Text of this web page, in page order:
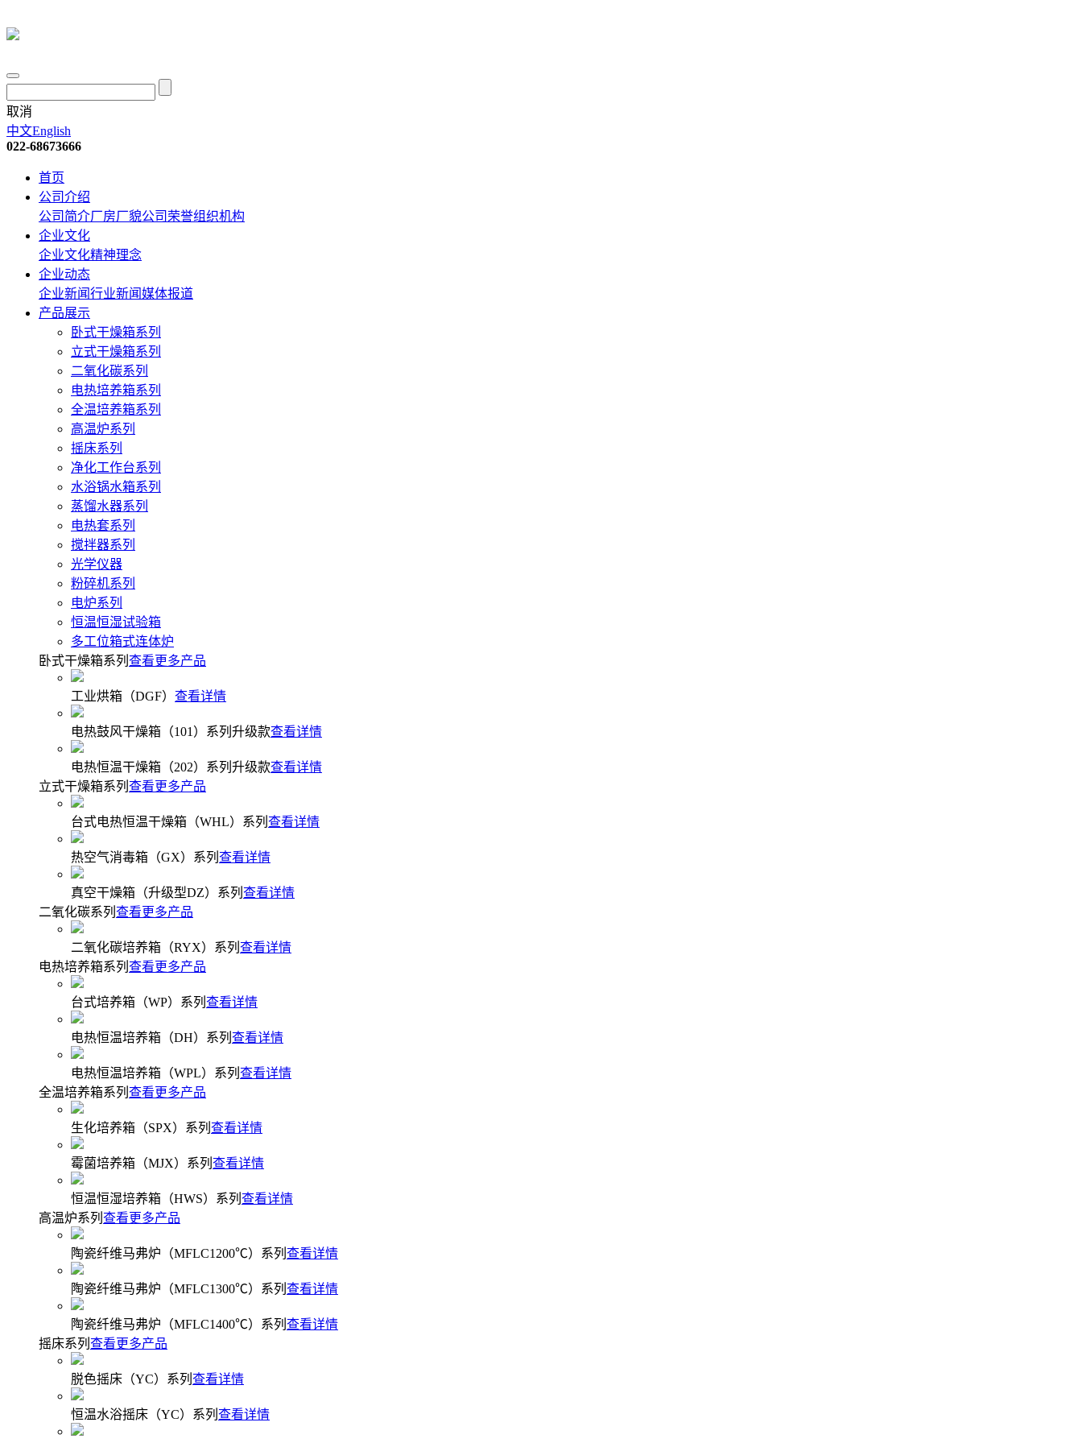
取消
中文English
022-68673666
首页
公司介绍
公司简介厂房厂貌公司荣誉组织机构
企业文化
企业文化精神理念
企业动态
企业新闻行业新闻媒体报道
产品展示
卧式干燥箱系列
立式干燥箱系列
二氧化碳系列
电热培养箱系列
全温培养箱系列
高温炉系列
摇床系列
净化工作台系列
水浴锅水箱系列
蒸馏水器系列
电热套系列
搅拌器系列
光学仪器
粉碎机系列
电炉系列
恒温恒湿试验箱
多工位箱式连体炉
卧式干燥箱系列 查看更多产品
工业烘箱（DGF） 查看详情
电热鼓风干燥箱（101）系列升级款查看详情
电热恒温干燥箱（202）系列升级款查看详情
立式干燥箱系列 查看更多产品
台式电热恒温干燥箱（WHL）系列 查看详情
热空气消毒箱（GX）系列 查看详情
真空干燥箱（升级型DZ）系列 查看详情
二氧化碳系列 查看更多产品
二氧化碳培养箱（RYX）系列 查看详情
电热培养箱系列 查看更多产品
台式培养箱（WP）系列 查看详情
电热恒温培养箱（DH）系列 查看详情
电热恒温培养箱（WPL）系列 查看详情
全温培养箱系列 查看更多产品
生化培养箱（SPX）系列 查看详情
霉菌培养箱（MJX）系列 查看详情
恒温恒湿培养箱（HWS）系列 查看详情
高温炉系列 查看更多产品
陶瓷纤维马弗炉（MFLC1200℃）系列 查看详情
陶瓷纤维马弗炉（MFLC1300℃）系列 查看详情
陶瓷纤维马弗炉（MFLC1400℃）系列 查看详情
摇床系列 查看更多产品
脱色摇床（YC）系列 查看详情
恒温水浴摇床（YC）系列 查看详情